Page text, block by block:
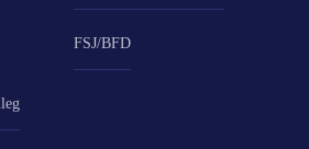
FSJ/BFD